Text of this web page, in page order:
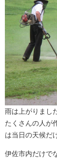
雨は上がりまし
たくさんの人が
は当日の天候だ
伊佐市内だけで